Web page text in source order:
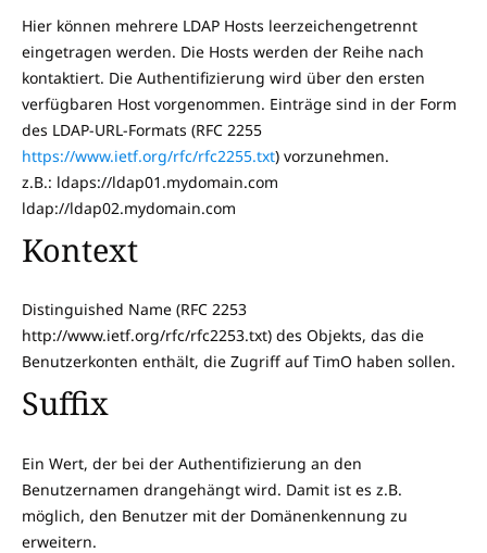
Hier können mehrere LDAP Hosts leerzeichengetrennt
eingetragen werden. Die Hosts werden der Reihe nach
kontaktiert. Die Authentifizierung wird über den ersten
verfügbaren Host vorgenommen. Einträge sind in der Form
des LDAP-URL-Formats (RFC 2255
https://www.ietf.org/rfc/rfc2255.txt) vorzunehmen.
z.B.: ldaps://ldap01.mydomain.com
ldap://ldap02.mydomain.com
Kontext
Distinguished Name (RFC 2253
http://www.ietf.org/rfc/rfc2253.txt) des Objekts, das die
Benutzerkonten enthält, die Zugriff auf TimO haben sollen.
Suffix
Ein Wert, der bei der Authentifizierung an den
Benutzernamen drangehängt wird. Damit ist es z.B.
möglich, den Benutzer mit der Domänenkennung zu
erweitern.